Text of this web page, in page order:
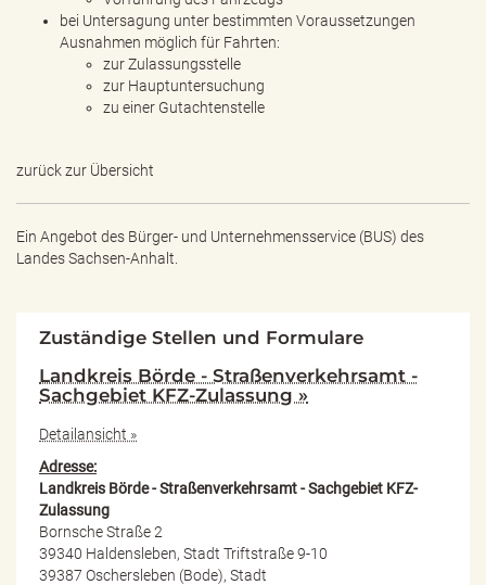
bei Untersagung unter bestimmten Voraussetzungen
Ausnahmen möglich für Fahrten:
zur Zulassungsstelle
zur Hauptuntersuchung
zu einer Gutachtenstelle
zurück zur Übersicht
Ein Angebot des Bürger- und Unternehmensservice (BUS) des
Landes Sachsen-Anhalt.
Zuständige Stellen und Formulare
Landkreis Börde - Straßenverkehrsamt -
Sachgebiet KFZ-Zulassung »
Detailansicht »
Adresse:
Landkreis Börde - Straßenverkehrsamt - Sachgebiet KFZ-
Zulassung
Bornsche Straße 2
39340 Haldensleben, Stadt Triftstraße 9-10
39387 Oschersleben (Bode), Stadt